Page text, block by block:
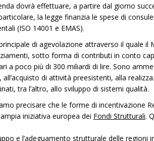
dovrà effettuare, a partire dal giorno
la legge finanzia le spese di
(ISO 14001 e EMAS).
di agevolazione attraverso il quale il
sotto forma di contributi in conto
a poco più di 300 miliardi di lire. Sono
di attività preesistenti, alla
tra l’altro, allo sviluppo di sistemi qualità.
precisare che le forme di incentivazione
iniziativa europea dei Fondi Strutturali.
e l’adeguamento strutturale delle regioni